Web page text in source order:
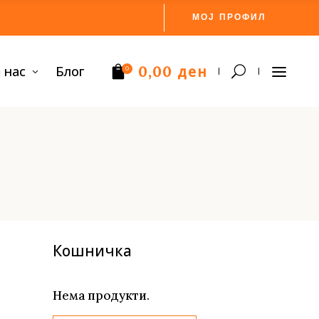
МОЈ ПРОФИЛ
нас Блог 0 0,00 ден
Кошничка
Нема продукти.